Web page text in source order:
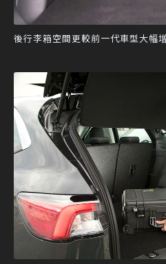
後行李箱空間更較前一代車型大幅